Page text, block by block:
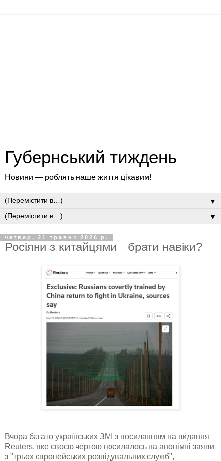
Губернський тиждень
Новини — роблять наше життя цікавим!
▼
▼
четвер, 21 травня 2026 р.
Росіяни з китайцями - брати навіки?
Вчора багато українських ЗМІ з посиланням на видання
Reuters, яке своєю чергою посилалось на анонімні заяви
з "трьох європейських розвідувальних служб",